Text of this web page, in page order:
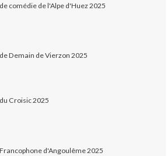
comédie de l'Alpe d'Huez 2025
Demain de Vierzon 2025
Croisic 2025
d'Angoulême 2025